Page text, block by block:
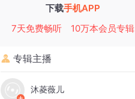
下载手机APP
7天免费畅听
10万本会员专辑
专辑主播
沐菱薇儿